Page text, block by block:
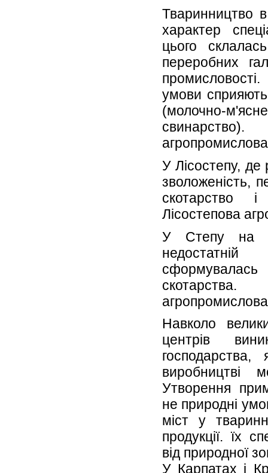
Тваринництво
характер
цього
переробних
умови
(молочно-
У Лісостепу, де
зволоженість,
скотарство
Лісостепова
У Степу на
Навколо
центрів
господарства,
виробництві
Утворення
не природні
міст у
продукції. їх
від природної
У Карпатах і